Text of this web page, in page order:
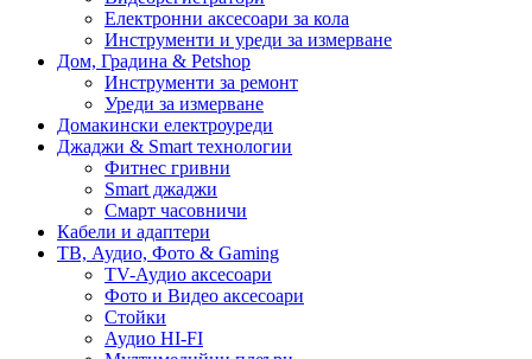
Електронни аксесоари за кола
Инструменти и уреди за измерване
Дом, Градина & Petshop
Инструменти за ремонт
Уреди за измерване
Домакински електроуреди
Джаджи & Smart технологии
Фитнес гривни
Smart джаджи
Смарт часовничи
Кабели и адаптери
ТВ, Аудио, Фото & Gaming
TV-Аудио аксесоари
Фото и Видео аксесоари
Стойки
Аудио HI-FI